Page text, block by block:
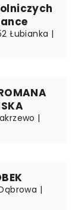
Łubianka |
|
|